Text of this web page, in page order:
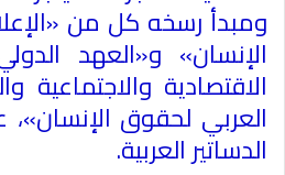
ومبدأ رسخه كل من
الإنسان» و«العهد
الاقتصادية والاجتماعية
العربي لحقوق
الدساتير العربية.